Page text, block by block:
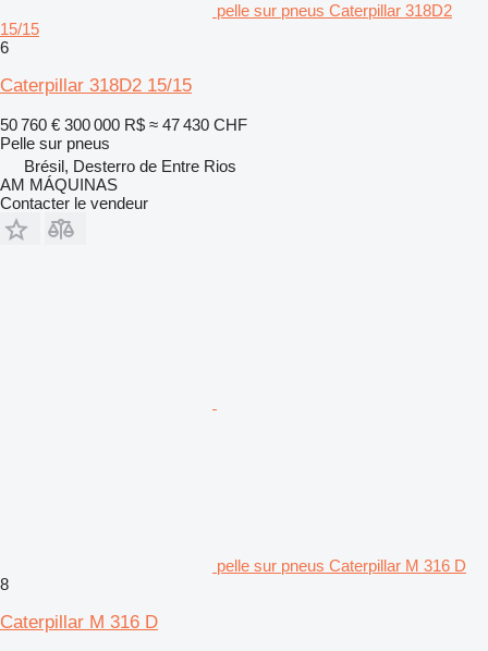
pelle sur pneus Caterpillar 318D2
15/15
6
Caterpillar 318D2 15/15
50 760 € 300 000 R$ ≈ 47 430 CHF
Pelle sur pneus
Brésil, Desterro de Entre Rios
AM MÁQUINAS
Contacter le vendeur
pelle sur pneus Caterpillar M 316 D
8
Caterpillar M 316 D